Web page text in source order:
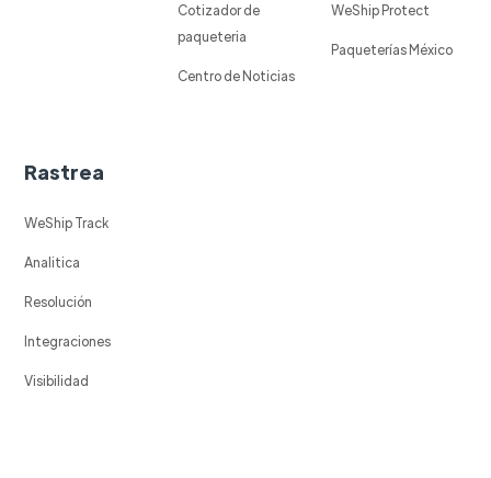
Cotizador de
paqueteria
Centro de Noticias
WeShip Protect
Paqueterías México
Rastrea
WeShip Track
Analitica
Resolución
Integraciones
Visibilidad